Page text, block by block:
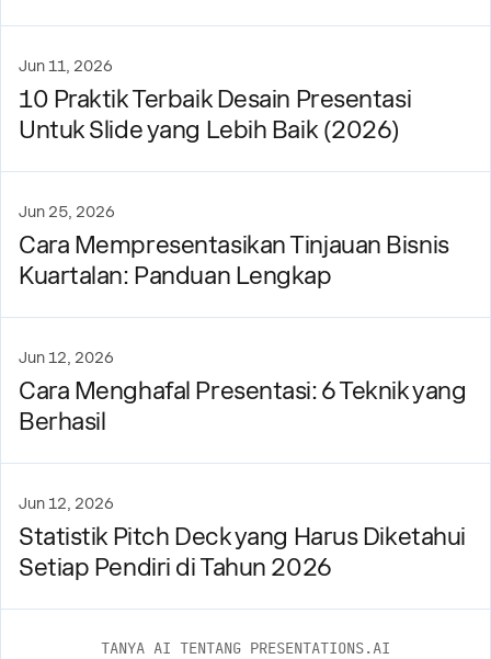
Jun 11, 2026
10 Praktik Terbaik Desain Presentasi
Untuk Slide yang Lebih Baik (2026)
Jun 25, 2026
Cara Mempresentasikan Tinjauan Bisnis
Kuartalan: Panduan Lengkap
Jun 12, 2026
Cara Menghafal Presentasi: 6 Teknik yang
Berhasil
Jun 12, 2026
Statistik Pitch Deck yang Harus Diketahui
Setiap Pendiri di Tahun 2026
TANYA AI TENTANG PRESENTATIONS.AI